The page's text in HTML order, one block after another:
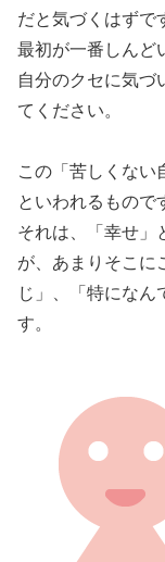
だと気づくはずで
最初が一番しんど
自分のクセに気づ
てください。
この「苦しくない
といわれるもので
それは、「幸せ」
が、あまりそこに
じ」、「特にな
す。